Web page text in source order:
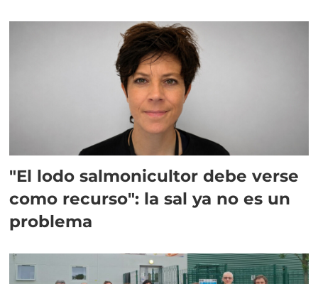
"El lodo salmonicultor debe verse
como recurso": la sal ya no es un
problema